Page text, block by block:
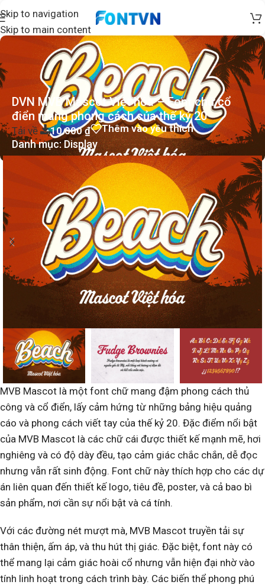
Skip to navigation
Skip to main content
DVN MVB Mascot Việt hóa – Font chữ cổ
điển mang phong cách của thế kỷ 20
Tải về 10.000₫ Thêm vào yêu thích
Danh mục:Display
MVB Mascot là một font chữ mang đậm phong cách thủ
công và cổ điển, lấy cảm hứng từ những bảng hiệu quảng
cáo và phong cách viết tay của thế kỷ 20. Đặc điểm nổi bật
của MVB Mascot là các chữ cái được thiết kế mạnh mẽ, hơi
nghiêng và có độ dày đều, tạo cảm giác chắc chắn, dễ đọc
nhưng vẫn rất sinh động. Font chữ này thích hợp cho các dự
án liên quan đến thiết kế logo, tiêu đề, poster, và cả bao bì
sản phẩm, nơi cần sự nổi bật và cá tính.
Với các đường nét mượt mà, MVB Mascot truyền tải sự
thân thiện, ấm áp, và thu hút thị giác. Đặc biệt, font này có
thể mang lại cảm giác hoài cổ nhưng vẫn hiện đại nhờ vào
tính linh hoạt trong cách trình bày. Các biến thể phong phú